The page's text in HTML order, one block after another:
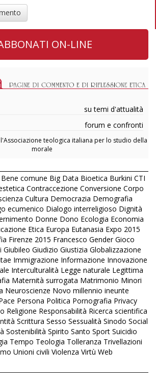
ON-LINE
su temi d'attualità
forum e confronti
teologica italiana per lo studio della
morale
Bene comune Big Data Bioetica Burkini CTI
Contraccezione Conversione Corpo
Cultura Democrazia Demografia
ecumenico Dialogo interreligioso Dignità
Donne Dono Ecologia Economia
Etica Europa Eutanasia Expo 2015
Firenze 2015 Francesco Gender Gioco
Giubileo Giudizio Giustizia Globalizzazione
Immigrazione Informazione Innovazione
Interculturalità Legge naturale Legittima
Maternità surrogata Matrimonio Minori
Neuroscienze Novo millennio ineunte
Persona Politica Pornografia Privacy
Religione Responsabilità Ricerca scientifica
Scrittura Sesso Sessualità Sinodo Social
Sostenibilità Spirito Santo Sport Suicidio
Tempo Teologia Tolleranza Trivellazioni
Unioni civili Violenza Virtù Web